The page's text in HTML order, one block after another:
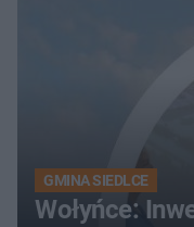
GMINA SIEDLCE
Wołyńce: